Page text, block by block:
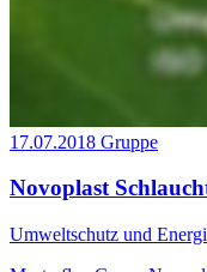
17.07.2018 Gruppe
Novoplast
Umweltschutz und